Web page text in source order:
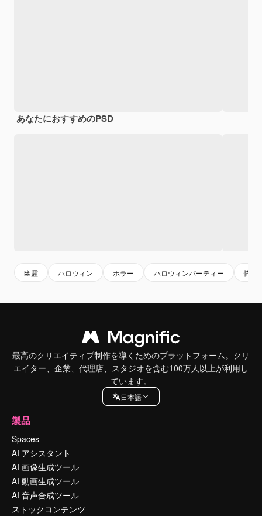
あなたにおすすめのPSD
幽霊 ハロウィン ホラー ハロウィンパーティー 怖い
最高のクリエイティブ制作を導くためのプラットフォーム。クリ
エイター、企業、代理店、スタジオを含む100万人以上が利用し
ています。
日本語
製品
Spaces
AI アシスタント
AI 画像生成ツール
AI 動画生成ツール
AI 音声合成ツール
ストックコンテンツ